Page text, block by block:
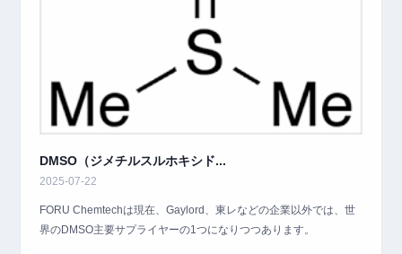
DMSO（ジメチルスルホキシド...
2025-07-22
FORU Chemtechは現在、Gaylord、東レなどの企業以外では、世
界のDMSO主要サプライヤーの1つになりつつあります。